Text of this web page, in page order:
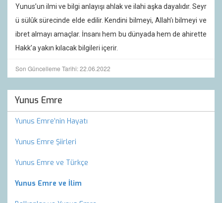
Yunus’un ilmi ve bilgi anlayışı ahlak ve ilahi aşka dayalıdır. Seyr
ü sülûk sürecinde elde edilir. Kendini bilmeyi, Allah’ı bilmeyi ve
ibret almayı amaçlar. İnsanı hem bu dünyada hem de ahirette
Hakk’a yakın kılacak bilgileri içerir.
Son Güncelleme Tarihi: 22.06.2022
Yunus Emre
Yunus Emre’nin Hayatı
Yunus Emre Şiirleri
Yunus Emre ve Türkçe
Yunus Emre ve İlim